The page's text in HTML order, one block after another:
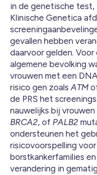
in de genetische test,
Klinische Genetica
gevallen hebben
daarvoor gelden.
algemene bevolking
vrouwen met een
risico gen zoalsATM
de PRS het
nauwelijks bij
BRCA2, of PALB2
ondersteunen het
risicovoorspelling
borstkankerfamilies
verandering in